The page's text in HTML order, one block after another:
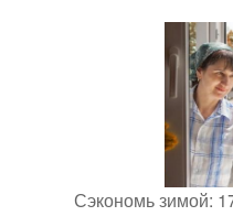
Сэкономь зимой: